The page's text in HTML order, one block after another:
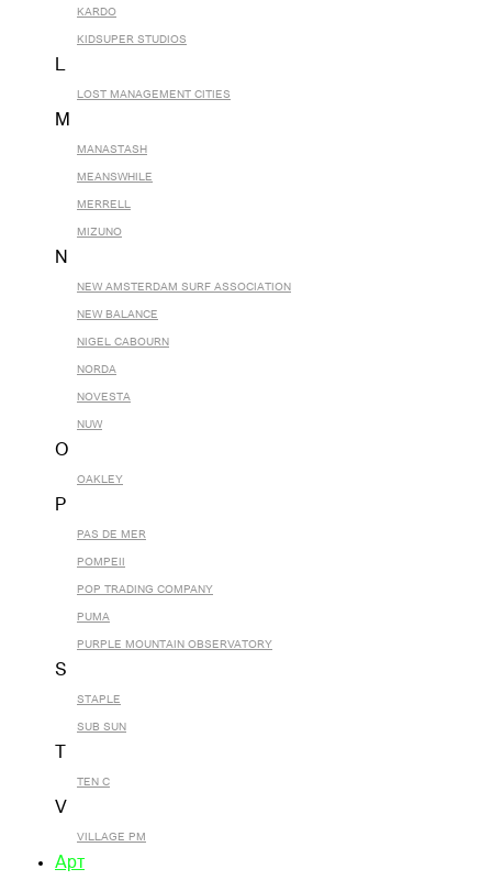
KARDO
KIDSUPER STUDIOS
L
LOST MANAGEMENT CITIES
M
MANASTASH
MEANSWHILE
MERRELL
MIZUNO
N
NEW AMSTERDAM SURF ASSOCIATION
NEW BALANCE
NIGEL CABOURN
NORDA
NOVESTA
NUW
O
OAKLEY
P
PAS DE MER
POMPEII
POP TRADING COMPANY
PUMA
PURPLE MOUNTAIN OBSERVATORY
S
STAPLE
SUB SUN
TEN C
V
VILLAGE PM
Арт